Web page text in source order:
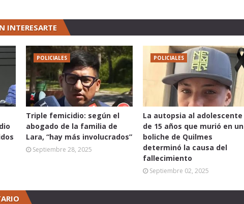
INTERESARTE
POLICIALES
Triple femicidio: según el
abogado de la familia de
Lara, “hay más involucrados”
Septiembre 28, 2025
POLICIALES
La autopsia al adolescente
de 15 años que murió en un
boliche de Quilmes
determinó la causa del
fallecimiento
Septiembre 02, 2025